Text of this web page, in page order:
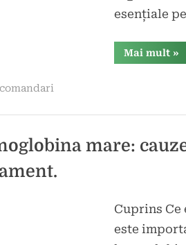
esențiale
Mai mult
și
»
mare:
Cuprins Ce
este